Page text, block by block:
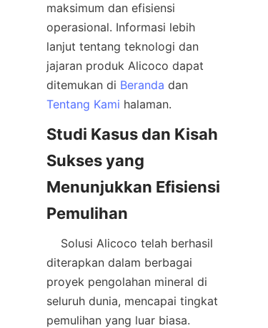
maksimum dan efisiensi
operasional. Informasi lebih
lanjut tentang teknologi dan
jajaran produk Alicoco dapat
ditemukan di Beranda
Tentang Kami
Studi Kasus dan Kisah
Sukses yang
Menunjukkan Efisiensi
diterapkan dalam berbagai
proyek pengolahan mineral di
seluruh dunia, mencapai tingkat
pemulihan yang luar biasa.